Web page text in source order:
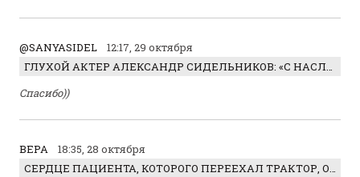
@SANYASIDEL
12:17, 29 октября
ГЛУХОЙ АКТЕР АЛЕКСАНДР СИДЕЛЬНИКОВ: «С НАСЛАЖДЕНИЕМ ИГРАЛ ОТРИЦАТЕЛЬНОГО ГЕРОЯ!»
Спасибо))
ВЕРА
18:35, 28 октября
СЕРДЦЕ ПАЦИЕНТА, КОТОРОГО ПЕРЕЕХАЛ ТРАКТОР, ОБНАРУЖИЛИ… В ЖИВОТЕ